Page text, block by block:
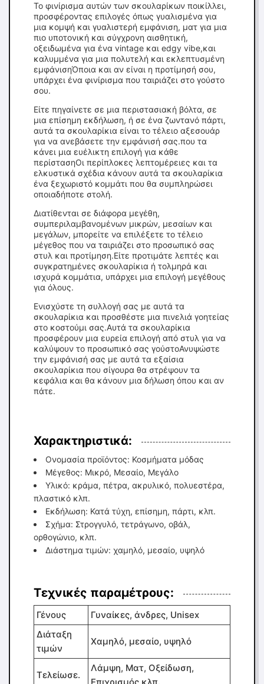
Το φινίρισμα αυτών των σκουλαρίκων ποικίλλει,
προσφέροντας επιλογές όπως γυαλισμένα για
μια κομψή και γυαλιστερή εμφάνιση, ματ για μια
πιο υποτονική και σύγχρονη αισθητική,
οξειδωμένα για ένα vintage και edgy vibe,και
καλυμμένα για μια πολυτελή και εκλεπτυσμένη
εμφάνισηΌποια και αν είναι η προτίμησή σου,
υπάρχει ένα φινίρισμα που ταιριάζει στο γούστο
σου.
Είτε πηγαίνετε σε μια περιστασιακή βόλτα, σε
μια επίσημη εκδήλωση, ή σε ένα ζωντανό πάρτι,
αυτά τα σκουλαρίκια είναι το τέλειο αξεσουάρ
για να ανεβάσετε την εμφάνισή σας.που τα
κάνει μια ευέλικτη επιλογή για κάθε
περίστασηΟι περίπλοκες λεπτομέρειες και τα
ελκυστικά σχέδια κάνουν αυτά τα σκουλαρίκια
ένα ξεχωριστό κομμάτι που θα συμπληρώσει
οποιαδήποτε στολή.
Διατίθενται σε διάφορα μεγέθη,
συμπεριλαμβανομένων μικρών, μεσαίων και
μεγάλων, μπορείτε να επιλέξετε το τέλειο
μέγεθος που να ταιριάζει στο προσωπικό σας
στυλ και προτίμηση.Είτε προτιμάτε λεπτές και
συγκρατημένες σκουλαρίκια ή τολμηρά και
ισχυρά κομμάτια, υπάρχει μια επιλογή μεγέθους
για όλους.
Ενισχύστε τη συλλογή σας με αυτά τα
σκουλαρίκια και προσθέστε μια πινελιά γοητείας
στο κοστούμι σας.Αυτά τα σκουλαρίκια
προσφέρουν μια ευρεία επιλογή από στυλ για να
καλύψουν το προσωπικό σας γούστοΑνυψώστε
την εμφάνισή σας με αυτά τα εξαίσια
σκουλαρίκια που σίγουρα θα στρέψουν τα
κεφάλια και θα κάνουν μια δήλωση όπου και αν
πάτε.
Χαρακτηριστικά:
Ονομασία προϊόντος: Κοσμήματα μόδας
Μέγεθος: Μικρό, Μεσαίο, Μεγάλο
Υλικό: κράμα, πέτρα, ακρυλικό, πολυεστέρα,
πλαστικό κλπ.
Εκδήλωση: Κατά τύχη, επίσημη, πάρτι, κλπ.
Σχήμα: Στρογγυλό, τετράγωνο, οβάλ,
ορθογώνιο, κλπ.
Διάστημα τιμών: χαμηλό, μεσαίο, υψηλό
Τεχνικές παραμέτρους:
Γένους
Γυναίκες, άνδρες, Unisex
Διάταξη
τιμών
Χαμηλό, μεσαίο, υψηλό
Τελείωσε.
Λάμψη, Ματ, Οξείδωση,